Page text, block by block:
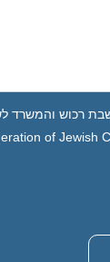
רכוש והמשרד
of Jewish